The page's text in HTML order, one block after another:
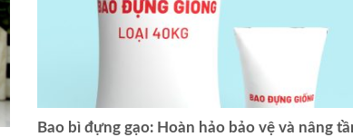
Bao bì đựng gạo: Hoàn hảo bảo vệ và nâng